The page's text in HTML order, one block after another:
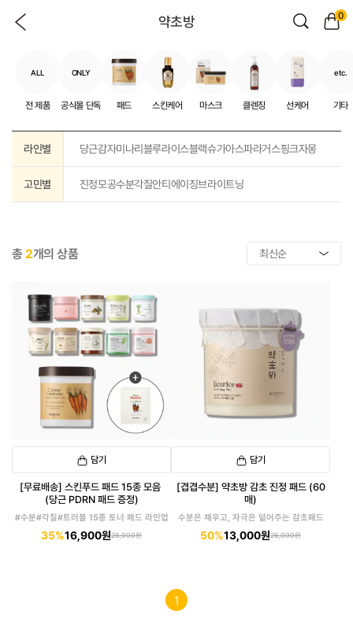
약초방 0
ALL
전 제품
ONLY
공식몰 단독 패드 스킨케어 마스크 클렌징 선케어
etc.
기타
라인별 당근감자미나리블루라이스블랙슈가아스파라거스핑크자몽
고민별 진정모공수분각질안티에이징브라이트닝
총2개의 상품
담기
[무료배송] 스킨푸드 패드 15종 모음
(당근 PDRN 패드 증정)
#수분#각질#트러블 15종 토너 패드 라인업
35%16,900원26,000원
담기
[겹겹수분] 약초방 감초 진정 패드 (60
매)
수분은 채우고, 자극은 덜어주는 감초패드
50%13,000원26,000원
1